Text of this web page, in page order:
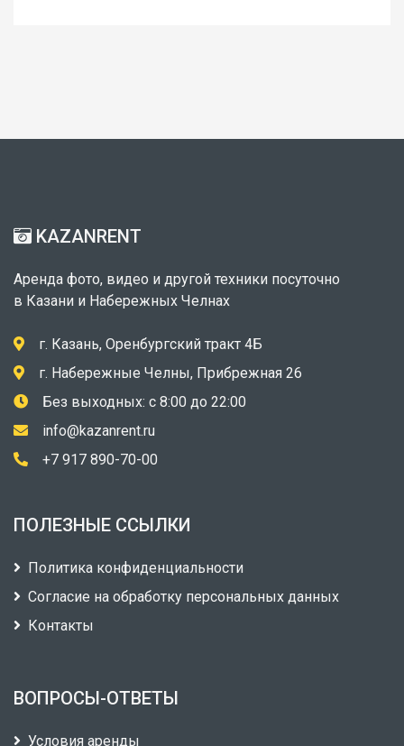
KAZANRENT
Аренда фото, видео и другой техники посуточно
в Казани и Набережных Челнах
г. Казань, Оренбургский тракт 4Б
г. Набережные Челны, Прибрежная 26
Без выходных: с 8:00 до 22:00
info@kazanrent.ru
+7 917 890-70-00
ПОЛЕЗНЫЕ ССЫЛКИ
Политика конфиденциальности
Согласие на обработку персональных данных
Контакты
ВОПРОСЫ-ОТВЕТЫ
Условия аренды